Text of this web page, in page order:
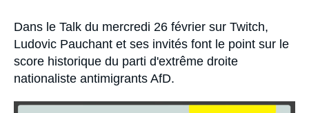
Accroche
Dans le Talk du mercredi 26 février sur Twitch,
Ludovic Pauchant et ses invités font le point sur le
score historique du parti d'extrême droite
nationaliste antimigrants AfD.
Image